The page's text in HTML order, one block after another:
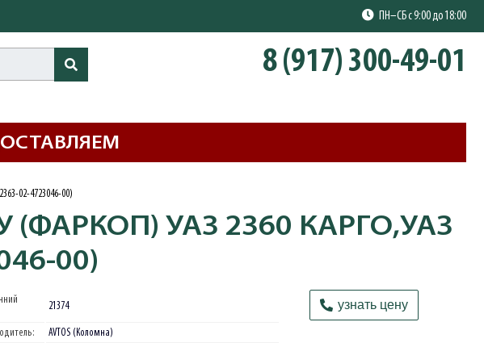
ПН–СБ с 9:00 до 18:00
8 (917) 300-49-01
02-4723046-00)
УАЗ 2360 КАРГО,УАЗ
00)
21374
AVTOS (Коломна)
узнать цену